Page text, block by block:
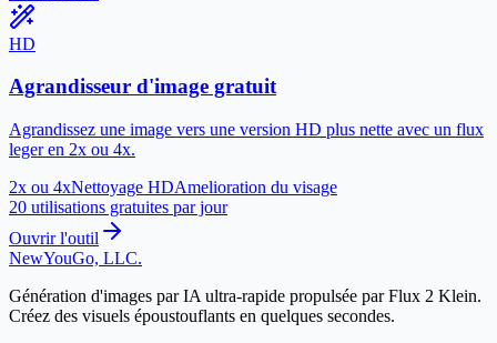
HD
Agrandisseur d'image gratuit
Agrandissez une image vers une version HD plus nette avec un flux
leger en 2x ou 4x.
2x ou 4xNettoyage HDAmelioration du visage
20 utilisations gratuites par jour
Ouvrir l'outil
NewYouGo, LLC.
Génération d'images par IA ultra-rapide propulsée par Flux 2 Klein.
Créez des visuels époustouflants en quelques secondes.